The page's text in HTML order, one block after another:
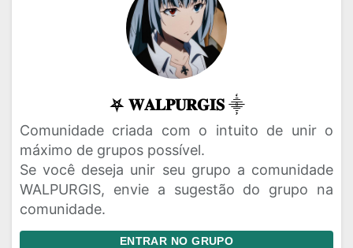
⛧ 𝐖𝐀𝐋𝐏𝐔𝐑𝐆𝐈𝐒 ⸎
Comunidade criada com o intuito de unir o
máximo de grupos possível.
Se você deseja unir seu grupo a comunidade
WALPURGIS, envie a sugestão do grupo na
comunidade.
ENTRAR NO GRUPO